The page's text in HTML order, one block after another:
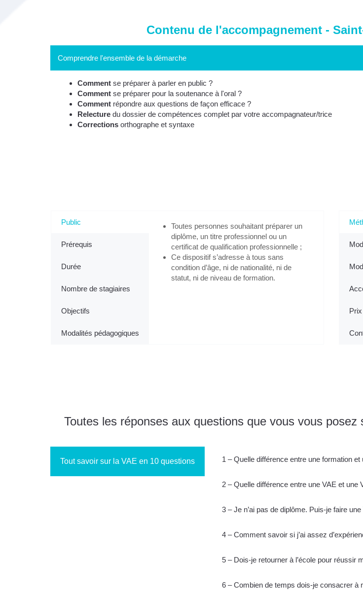
Contenu de l'accompagnement -
Comprendre l'ensemble de la démarche
Comment se préparer à parler en public ?
Comment se préparer pour la soutenance à l'oral ?
Comment répondre aux questions de façon efficace ?
Relecture du dossier de compétences complet par votre accompagnateur/trice
Corrections orthographe et syntaxe
Public
Prérequis
Durée
Nombre de stagiaires
Objectifs
Modalités pédagogiques
Toutes personnes souhaitant préparer un
diplôme, un titre professionnel ou un
certificat de qualification professionnelle ;
Ce dispositif s’adresse à tous sans
condition d’âge, ni de nationalité, ni de
statut, ni de niveau de formation.
Prix
Toutes les réponses aux questions que vous vous
Tout savoir sur la VAE en 10 questions 1 – Quelle différence entre une formation et
2 – Quelle différence entre une VAE et une
3 – Je n’ai pas de diplôme. Puis-je faire une
4 – Comment savoir si j’ai assez
5 – Dois-je retourner à l’école pour réussir
6 – Combien de temps dois-je consacrer à